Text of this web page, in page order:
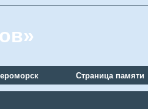
Страница памяти